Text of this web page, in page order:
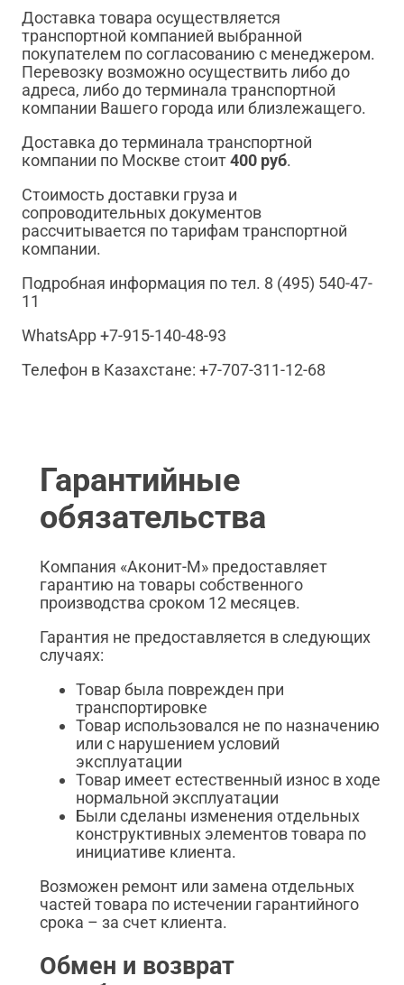
Доставка товара осуществляется
транспортной компанией выбранной
покупателем по согласованию с менеджером.
Перевозку возможно осуществить либо до
адреса, либо до терминала транспортной
компании Вашего города или близлежащего.
Доставка до терминала транспортной
компании по Москве стоит400 руб.
Стоимость доставки груза и
сопроводительных документов
рассчитывается по тарифам транспортной
компании.
Подробная информация по тел. 8 (495) 540-47-
11
WhatsApp +7-915-140-48-93
Телефон в Казахстане: +7-707-311-12-68
Гарантийные
обязательства
Компания «Аконит-М» предоставляет
гарантию на товары собственного
производства сроком 12 месяцев.
Гарантия не предоставляется в следующих
случаях:
Товар была поврежден при
транспортировке
Товар использовался не по назначению
или с нарушением условий
эксплуатации
Товар имеет естественный износ в ходе
нормальной эксплуатации
Были сделаны изменения отдельных
конструктивных элементов товара по
инициативе клиента.
Возможен ремонт или замена отдельных
частей товара по истечении гарантийного
срока – за счет клиента.
Обмен и возврат